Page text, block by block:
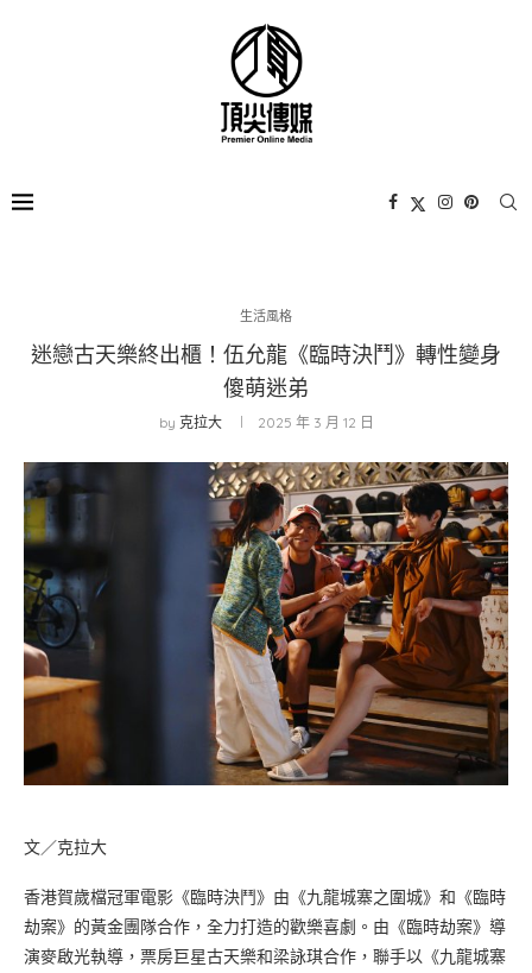
生活風格
迷戀古天樂終出櫃！伍允龍《臨時決鬥》轉性變身
傻萌迷弟
by 克拉大 2025 年 3 月 12 日
文／克拉大
香港賀歲檔冠軍電影《臨時決鬥》由《九龍城寨之圍城》和《臨時
劫案》的黃金團隊合作，全力打造的歡樂喜劇。由《臨時劫案》導
演麥啟光執導，票房巨星古天樂和梁詠琪合作，聯手以《九龍城寨